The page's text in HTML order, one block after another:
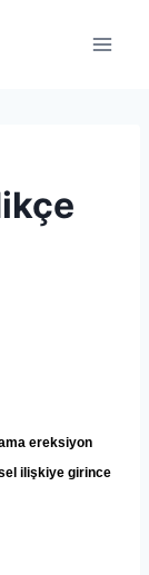
ereksiyon
ilişkiye girince